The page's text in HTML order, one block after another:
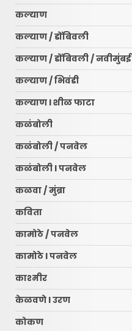
कल्याण
कल्याण / डोंबिवली
कल्याण / डोंबिवली / नवीमुंबई
कल्याण / भिवंडी
कल्याण l शीळ फाटा
कळंबोली
कळंबोली / पनवेल
कळंबोली l पनवेल
कळवा / मुंब्रा
कविता
कामोठे / पनवेल
कामोठे l पनवेल
काश्मीर
केळवणे l उरण
कोकण